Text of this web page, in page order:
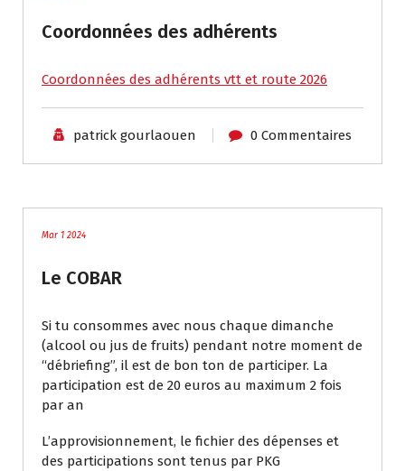
Coordonnées des adhérents
Coordonnées des adhérents vtt et route 2026
patrick gourlaouen 0 Commentaires
Mar 1 2024
Le COBAR
Si tu consommes avec nous chaque dimanche
(alcool ou jus de fruits) pendant notre moment de
“débriefing”, il est de bon ton de participer. La
participation est de 20 euros au maximum 2 fois
par an
L’approvisionnement, le fichier des dépenses et
des participations sont tenus par PKG